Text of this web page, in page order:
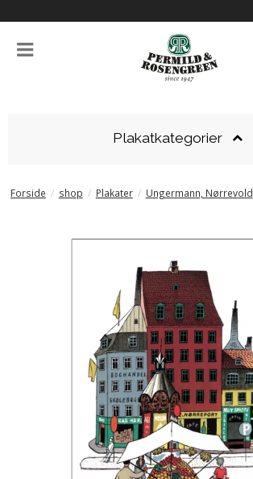
Plakatkategorier
Forside / shop / Plakater / Ungermann, Nørrevold